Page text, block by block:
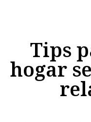
Tips
hogar